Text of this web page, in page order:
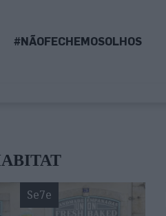
#NÃOFECHEMOSOLHOS
Se7e